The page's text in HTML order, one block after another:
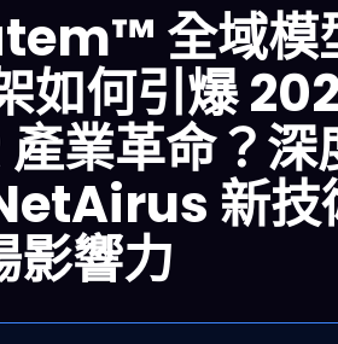
全域模
如何引爆
產業革命？深
新技
影響力